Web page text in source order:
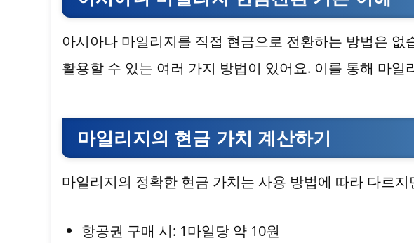
아시아나 마일리지를 직접 현금으로 전환하는 방법은 없
활용할 수 있는 여러 가지 방법이 있어요. 이를 통해 마
마일리지의 현금 가치 계산하기
마일리지의 정확한 현금 가치는 사용 방법에 따라 다르
항공권 구매 시: 1마일당 약 10원